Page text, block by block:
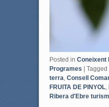
Posted in Coneixent
Programes | Tagged
terra Consell
FRUITA DE PINYOL,
Ribera d'Ebre